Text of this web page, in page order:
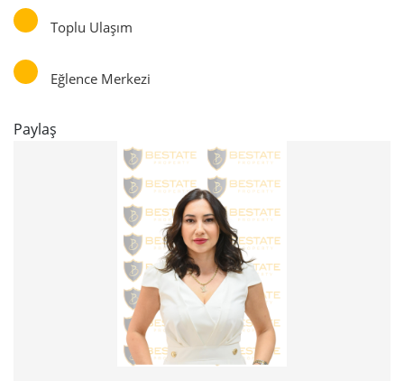
Toplu Ulaşım
Eğlence Merkezi
Paylaş